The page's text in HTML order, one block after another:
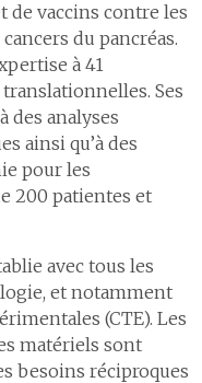
de vaccins contre les
du pancréas.
à 41
Ses
des analyses
ainsi qu’à des
pour les
200 patientes et
avec tous les
et notamment
(CTE). Les
matériels sont
besoins réciproques